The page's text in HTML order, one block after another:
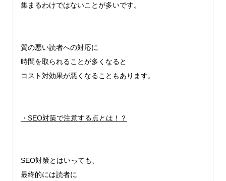
集まるわけではないことが多いです。
質の悪い読者への対応に
時間を取られることが多くなると
コスト対効果が悪くなることもあります。
・SEO対策で注意する点とは！？
SEO対策とはいっても、
最終的には読者に